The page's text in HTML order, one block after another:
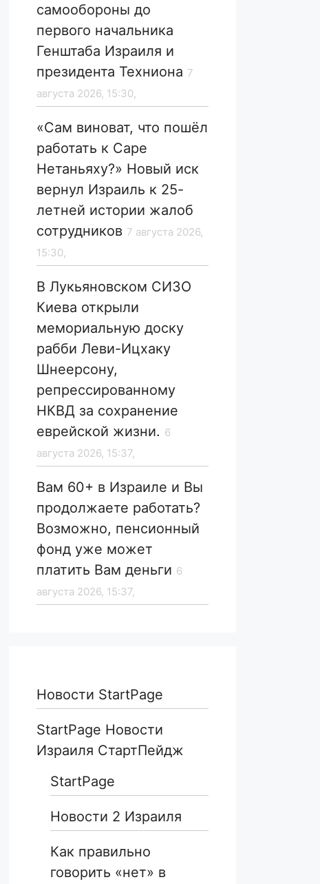
самообороны до
первого начальника
Генштаба Израиля и
президента Техниона 7
августа 2026, 15:30,
«Сам виноват, что пошёл
работать к Саре
Нетаньяху?» Новый иск
вернул Израиль к 25-
летней истории жалоб
сотрудников 7 августа 2026,
15:30,
В Лукьяновском СИЗО
Киева открыли
мемориальную доску
рабби Леви-Ицхаку
Шнеерсону,
репрессированному
НКВД за сохранение
еврейской жизни. 6
августа 2026, 15:37,
Вам 60+ в Израиле и Вы
продолжаете работать?
Возможно, пенсионный
фонд уже может
платить Вам деньги 6
августа 2026, 15:37,
Новости StartPage
StartPage Новости
Израиля СтартПейдж
StartPage
Новости 2 Израиля
Как правильно
говорить «нет» в